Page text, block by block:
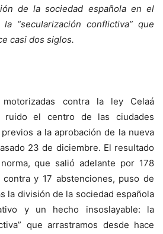
de la sociedad española en el
“secularización conflictiva” que
casi dos siglos.
motorizadas contra la ley Celaá
el centro de las ciudades
a la aprobación de la nueva
23 de diciembre. El resultado
que salió adelante por 178
y 17 abstenciones, puso de
la división de la sociedad española
y un hecho insoslayable: la
que arrastramos desde hace